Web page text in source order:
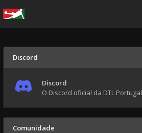
Discord
Discord
O Discord oficial da DTL Portugal
Comunidade